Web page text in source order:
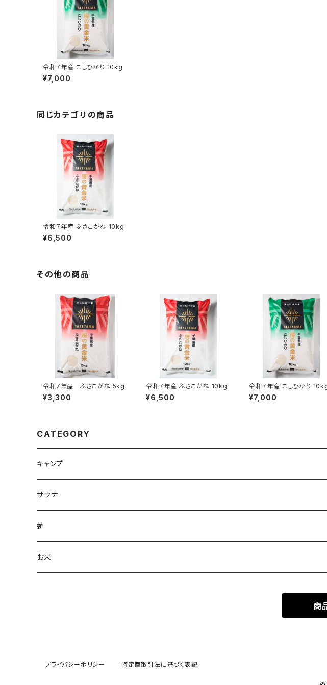
令和７年産 こしひかり 10kg
¥7,000
同じカテゴリの商品
令和７年産 ふさこがね 10kg
¥6,500
その他の商品
令和7年産 ふさこがね 5kg
¥3,300
令和７年産 ふさこがね 10kg
¥6,500
令和７年産 こしひかり
¥7,000
CATEGORY
キャンプ
サウナ
薪
お米
商
プライバシーポリシー 特定商取引法に基づく表記